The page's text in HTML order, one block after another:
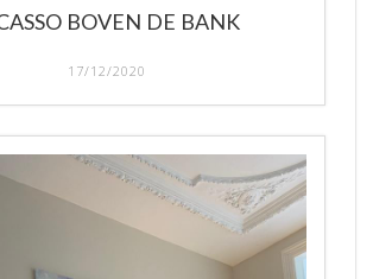
BOVEN DE BANK
17/12/2020